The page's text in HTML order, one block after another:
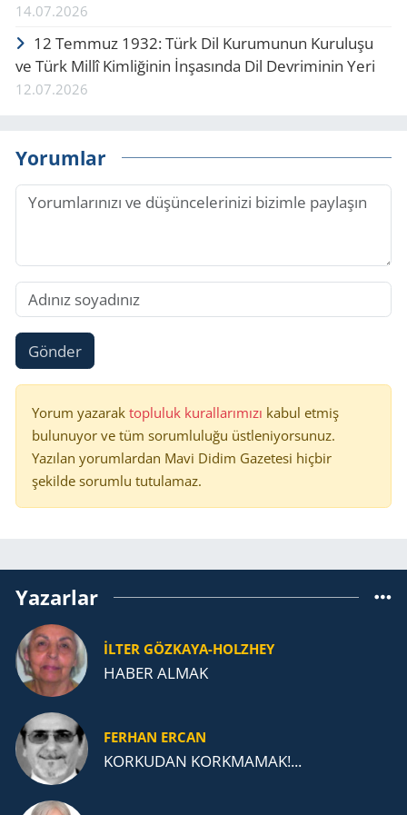
14.07.2026
12 Tem­muz 1932: Türk Dil Ku­ru­mu­nun Ku­ru­lu­şu
ve Türk Millî Kim­li­ği­nin İnşa­sın­da Dil Dev­ri­mi­nin Yeri
12.07.2026
Yorumlar
Gönder
Yorum yazarak topluluk kurallarımızı kabul etmiş
bulunuyor ve tüm sorumluluğu üstleniyorsunuz.
Yazılan yorumlardan Mavi Didim Gazetesi hiçbir
şekilde sorumlu tutulamaz.
Yazarlar
İLTER GÖZKAYA-HOLZHEY
HABER ALMAK
FERHAN ERCAN
KORKUDAN KORKMAMAK!...